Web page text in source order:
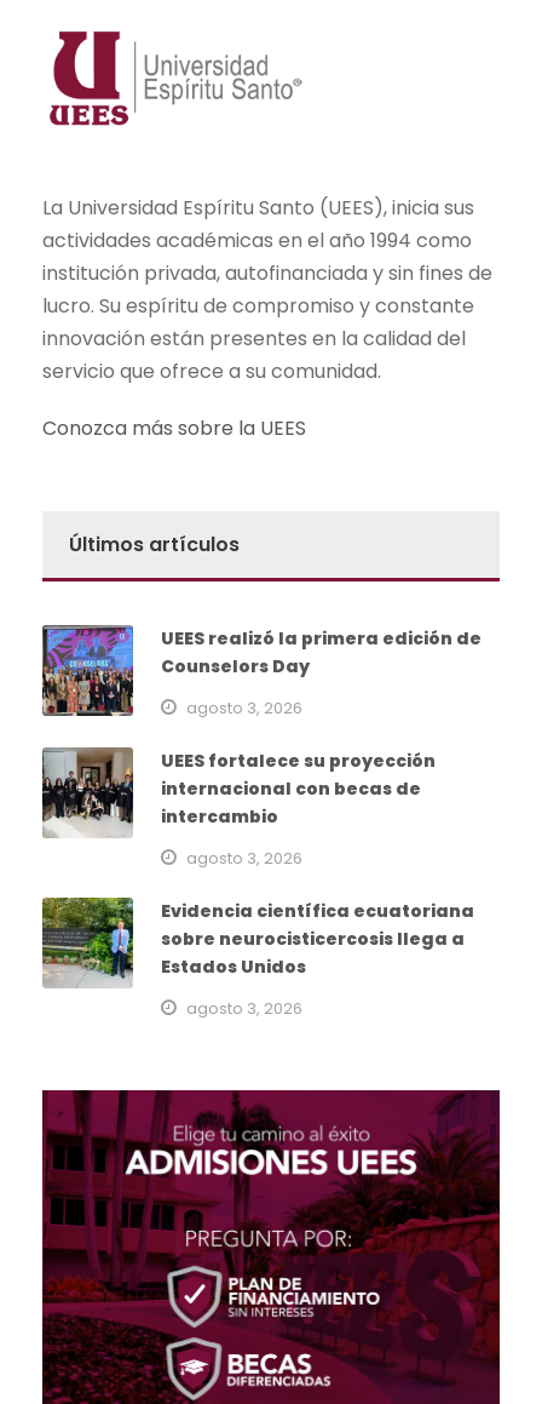
La Universidad Espíritu Santo (UEES), inicia sus
actividades académicas en el año 1994 como
institución privada, autofinanciada y sin fines de
lucro. Su espíritu de compromiso y constante
innovación están presentes en la calidad del
servicio que ofrece a su comunidad.
Conozca más sobre la UEES
Últimos artículos
UEES realizó la primera edición de
Counselors Day
agosto 3, 2026
UEES fortalece su proyección
internacional con becas de
intercambio
agosto 3, 2026
Evidencia científica ecuatoriana
sobre neurocisticercosis llega a
Estados Unidos
agosto 3, 2026